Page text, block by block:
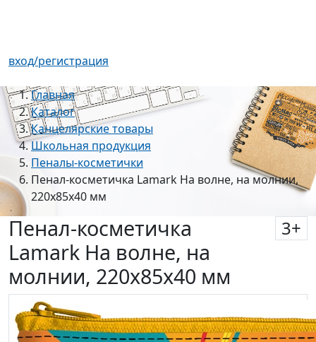
вход/регистрация
Главная
Каталог
Канцелярские товары
Школьная продукция
Пеналы-косметички
Пенал-косметичка Lamark На волне, на молнии,
220х85х40 мм
Пенал-косметичка
Lamark На волне, на
молнии, 220х85х40 мм
3+